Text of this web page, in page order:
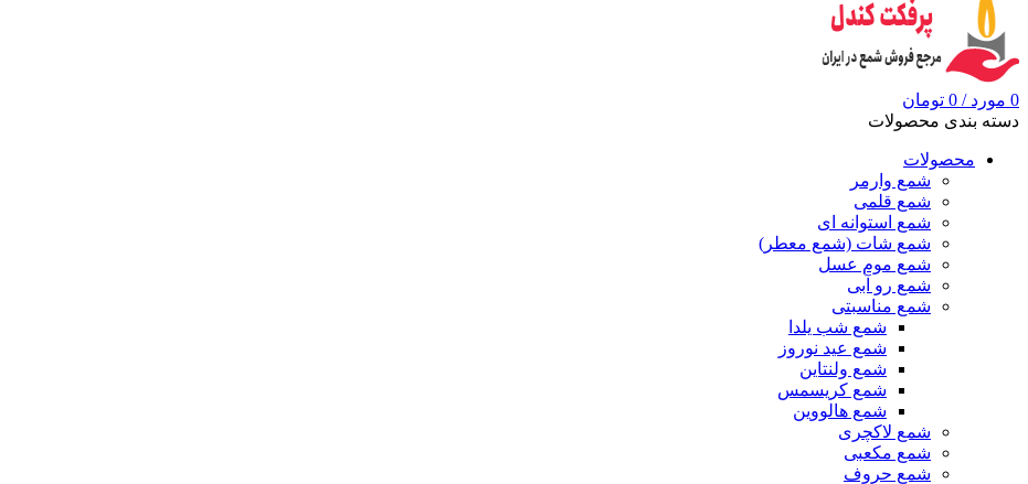
0 مورد /
0 تومان
دسته بندی محصولات
محصولات
شمع وارمر
شمع قلمی
شمع استوانه ای
شمع شات (شمع معطر)
شمع موم عسل
شمع رو آبی
شمع مناسبتی
شمع شب یلدا
شمع عید نوروز
شمع ولنتاین
شمع کریسمس
شمع هالووین
شمع لاکچری
شمع مکعبی
شمع حروف